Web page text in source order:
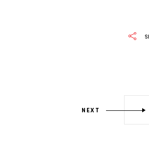
NEXT